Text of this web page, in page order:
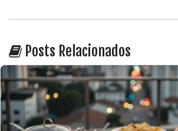
Posts Relacionados